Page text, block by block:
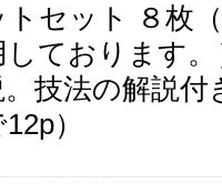
セット ８枚
しております
。技法の解説
）